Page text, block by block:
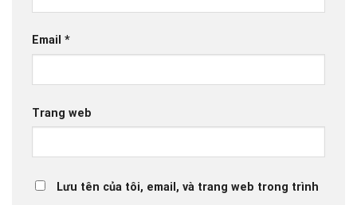
Email *
Trang web
Lưu tên của tôi, email, và trang web trong trình